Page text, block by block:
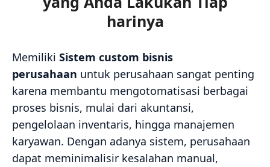
harinya
Memiliki Sistem custom bisnis
perusahaan untuk perusahaan sangat penting
karena membantu mengotomatisasi berbagai
proses bisnis, mulai dari akuntansi,
pengelolaan inventaris, hingga manajemen
karyawan. Dengan adanya sistem, perusahaan
dapat meminimalisir kesalahan manual,